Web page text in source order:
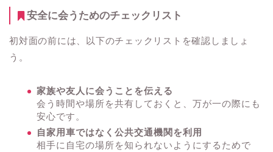
安全に会うためのチェックリスト
初対面の前には、以下のチェックリストを確認しましょ
う。
家族や友人に会うことを伝える
会う時間や場所を共有しておくと、万が一の際にも
安心です。
自家用車ではなく公共交通機関を利用
相手に自宅の場所を知られないようにするためで